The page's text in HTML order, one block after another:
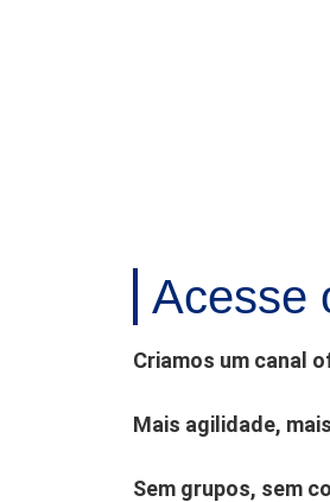
Acesse
Criamos um canal
Mais agilidade,
Sem grupos, sem